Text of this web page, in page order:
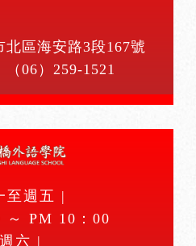
區海安路3段167號
（06）259-1521
至週五 |
～ PM 10：00
六 |